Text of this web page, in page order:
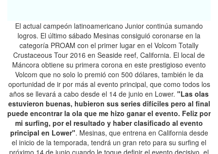
El actual campeón latinoamericano Junior continúa sumando
logros. El último sábado Mesinas consiguió coronarse en la
categoría PROAM con el primer lugar en el Volcom Totally
Crustaceous Tour 2016 en Seaside reef, California. El local de
Máncora obtiene su primera corona en este prestigioso evento
Volcom que no solo lo premió con 500 dólares, también le da
oportunidad de ir por más al evento principal, que como todos los
años se llevará a cabo desde el 14 de junio en Lower. "Las olas
estuvieron buenas, hubieron sus series difíciles pero al final
puede encontrar la ola que me hizo ganar el evento. Feliz por
mi surfing, por el resultado y haber clasificado al evento
principal en Lower". Mesinas, que entrena en California desde
el inicio de la temporada, tendrá un gran reto para su surfing el